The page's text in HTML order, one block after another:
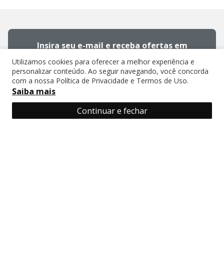
Insira seu e-mail e receba ofertas em
Utilizamos cookies para oferecer a melhor experiência e
personalizar conteúdo. Ao seguir navegando, você concorda
com a nossa Política de Privacidade e Termos de Uso.
Saiba mais
Continuar e fechar